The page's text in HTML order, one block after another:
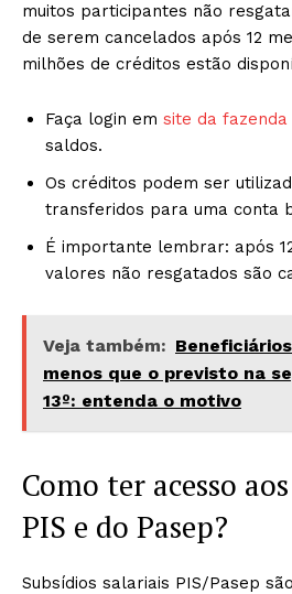
muitos participantes não
de serem cancelados após 12
milhões de créditos estão
Faça login em site da fazenda
saldos.
Os créditos podem ser
transferidos para uma conta
É importante lembrar: após
valores não resgatados são
Veja também:
menos que o previsto na
13º: entenda o motivo
Como ter acesso
PIS e do Pasep?
Subsídios salariais PIS/Pasep